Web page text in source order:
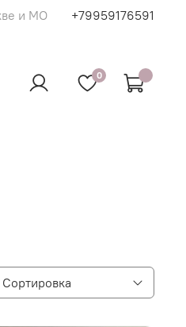
и МО +79959176591
0